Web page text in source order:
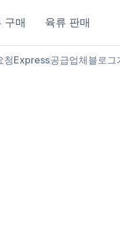
구매 육류 판매
청Express공급업체블로그